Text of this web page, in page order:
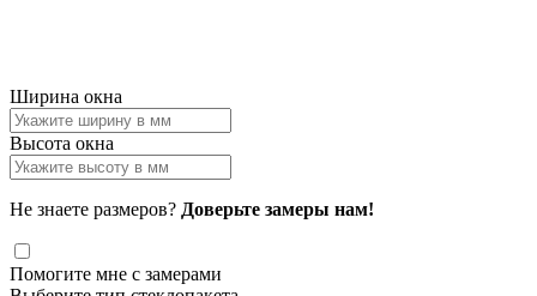
Ширина окна
Высота окна
Не знаете размеров? Доверьте замеры нам!
Помогите мне с замерами